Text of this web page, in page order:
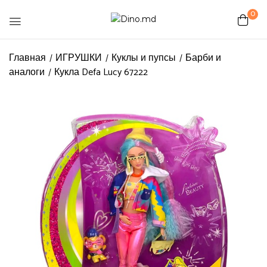
0
Главная ИГРУШКИ Куклы и пупсы
Барби и
аналоги
Кукла Defa Lucy 67222
Be the first to review “Кукла
Defa Lucy 67222”
Ваш адрес email не будет
опубликован. Обязательные поля
помечены*
Ваша оценка